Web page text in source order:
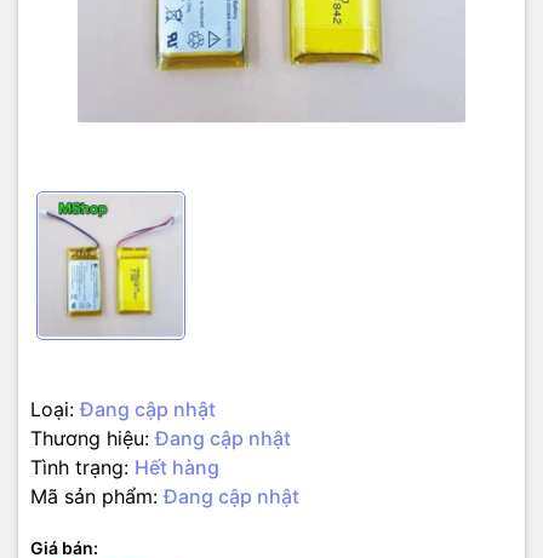
Loại: Đang cập nhật
Thương hiệu: Đang cập nhật
Tình trạng: Hết hàng
Mã sản phẩm: Đang cập nhật
Giá bán: